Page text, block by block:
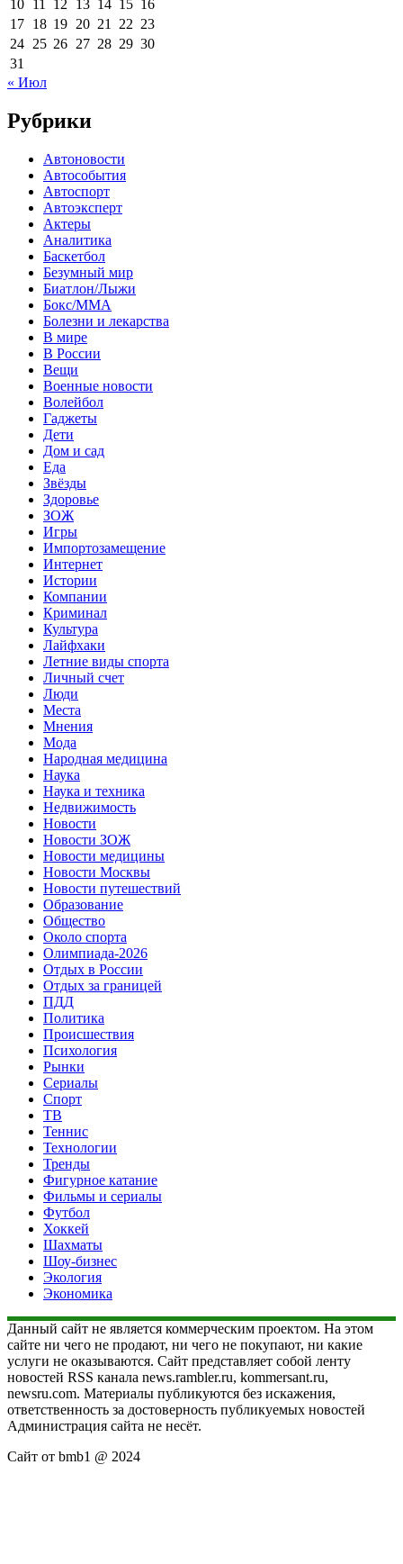
10 11 12 13 14 15 16
17 18 19 20 21 22 23
24 25 26 27 28 29 30
31
« Июл
Рубрики
Автоновости
Автособытия
Автоспорт
Автоэксперт
Актеры
Аналитика
Баскетбол
Безумный мир
Биатлон/Лыжи
Бокс/MMA
Болезни и лекарства
В мире
В России
Вещи
Военные новости
Волейбол
Гаджеты
Дети
Дом и сад
Еда
Звёзды
Здоровье
ЗОЖ
Игры
Импортозамещение
Интернет
Истории
Компании
Криминал
Культура
Лайфхаки
Летние виды спорта
Личный счет
Люди
Места
Мнения
Мода
Народная медицина
Наука
Наука и техника
Недвижимость
Новости
Новости ЗОЖ
Новости медицины
Новости Москвы
Новости путешествий
Образование
Общество
Около спорта
Олимпиада-2026
Отдых в России
Отдых за границей
ПДД
Политика
Происшествия
Психология
Рынки
Сериалы
Спорт
ТВ
Теннис
Технологии
Тренды
Фигурное катание
Фильмы и сериалы
Футбол
Хоккей
Шахматы
Шоу-бизнес
Экология
Экономика
Данный сайт не является коммерческим проектом. На этом
сайте ни чего не продают, ни чего не покупают, ни какие
услуги не оказываются. Сайт представляет собой ленту
новостей RSS канала news.rambler.ru, kommersant.ru,
newsru.com. Материалы публикуются без искажения,
ответственность за достоверность публикуемых новостей
Администрация сайта не несёт.
Сайт от bmb1 @ 2024